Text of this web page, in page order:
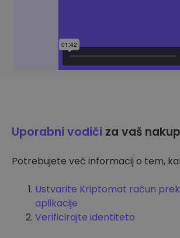
Uporabni vodiči za vaš nakup
Potrebujete več informacij o tem,
Ustvarite Kriptomat račun
aplikacije
Verificirajte identiteto